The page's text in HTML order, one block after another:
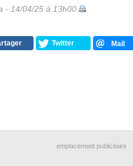
- 14/04/25 à 13h00
Twitter Mail
emplacement publicitaire